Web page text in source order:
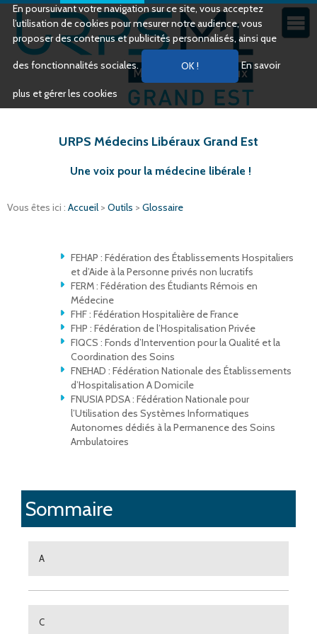
En poursuivant votre navigation sur ce site, vous acceptez
l’utilisation de cookies pour mesurer notre audience, vous
proposer des contenus et publicités personnalisés, ainsi que
des fonctionnalités sociales. En savoir
plus et gérer les cookies
URPS Médecins Libéraux Grand Est
Une voix pour la médecine libérale !
Vous êtes ici : Accueil > Outils > Glossaire
FEHAP : Fédération des Établissements Hospitaliers
et d’Aide à la Personne privés non lucratifs
FERM : Fédération des Étudiants Rémois en
Médecine
FHF : Fédération Hospitalière de France
FHP : Fédération de l’Hospitalisation Privée
FIQCS : Fonds d’Intervention pour la Qualité et la
Coordination des Soins
FNEHAD : Fédération Nationale des Établissements
d’Hospitalisation A Domicile
FNUSIA PDSA : Fédération Nationale pour
l’Utilisation des Systèmes Informatiques
Autonomes dédiés à la Permanence des Soins
Ambulatoires
Sommaire
A
C